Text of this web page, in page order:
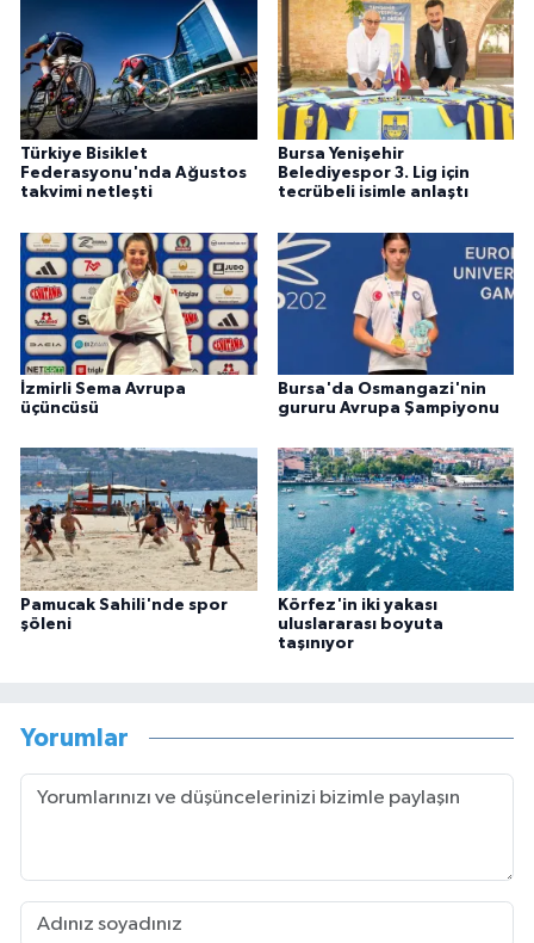
Türkiye Bisiklet
Federasyonu'nda Ağustos
takvimi netleşti
Bursa Yenişehir
Belediyespor 3. Lig için
tecrübeli isimle anlaştı
İzmirli Sema Avrupa
üçüncüsü
Bursa'da Osmangazi'nin
gururu Avrupa Şampiyonu
Pamucak Sahili'nde spor
şöleni
Körfez'in iki yakası
uluslararası boyuta
taşınıyor
Yorumlar